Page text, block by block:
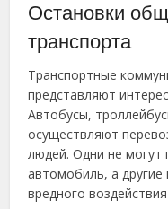
Остановки
транспорта
Транспортные
представляют
Автобусы,
осуществляют
людей. Одни не могут
автомобиль, а другие
вредного